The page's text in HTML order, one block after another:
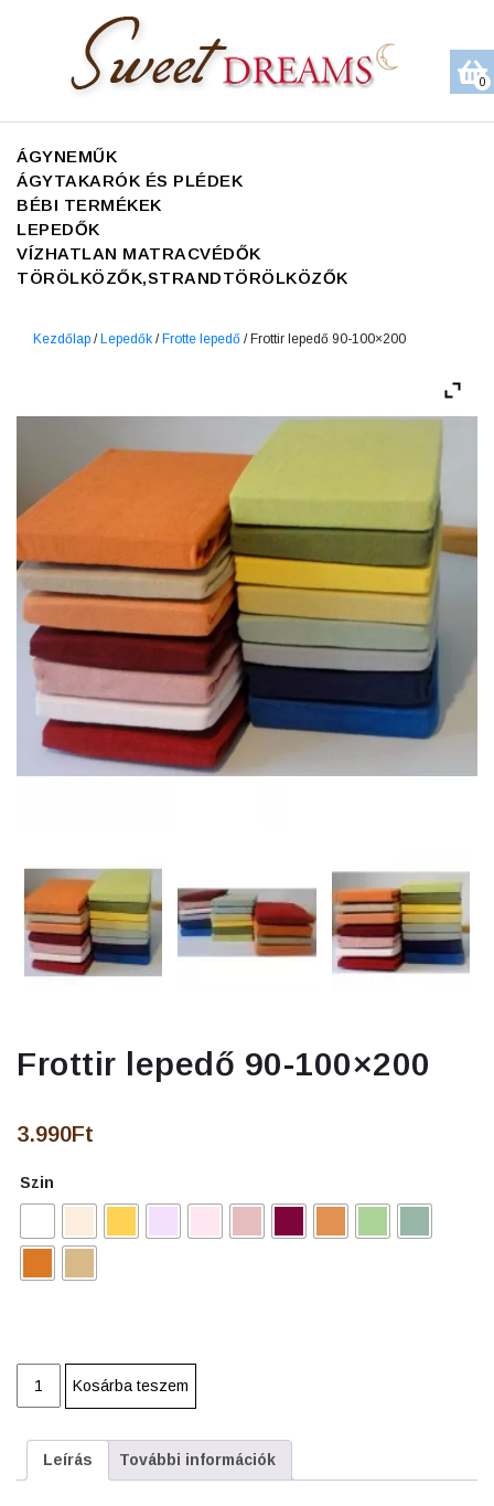
ÁGYNEMŰK
ÁGYTAKARÓK ÉS PLÉDEK
BÉBI TERMÉKEK
LEPEDŐK
VÍZHATLAN MATRACVÉDŐK
TÖRÖLKÖZŐK,STRANDTÖRÖLKÖZŐK
Kezdőlap / Lepedők / Frotte lepedő / Frottir lepedő 90-100×200
Frottir lepedő 90-100×200
3.990Ft
Szin
lepedő
100x200
mennyiség
Kosárba teszem
Leírás További információk
0